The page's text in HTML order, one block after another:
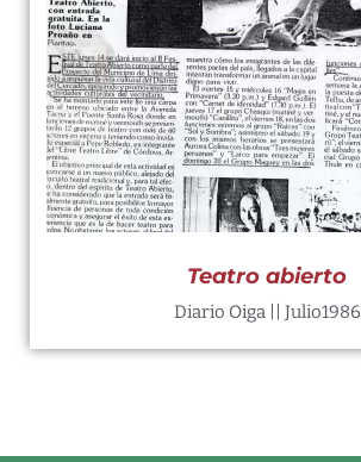
Teatro abierto
Diario Oiga || Julio1986